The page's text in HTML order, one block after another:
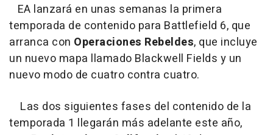
EA lanzará en unas semanas la primera
temporada de contenido para Battlefield 6, que
arranca con Operaciones Rebeldes, que incluye
un nuevo mapa llamado Blackwell Fields y un
nuevo modo de cuatro contra cuatro.
Las dos siguientes fases del contenido de la
temporada 1 llegarán más adelante este año,